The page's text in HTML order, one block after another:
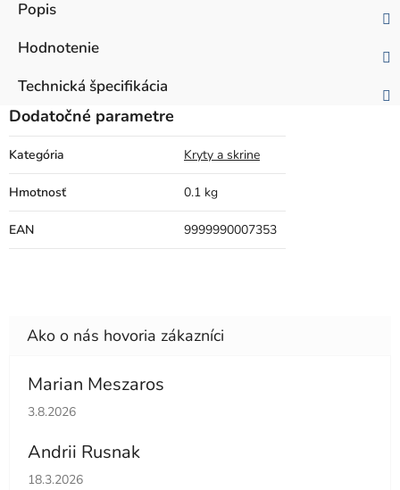
Popis
Hodnotenie
Technická špecifikácia
Dodatočné parametre
Kategória Kryty a skrine
Hmotnosť 0.1 kg
EAN 9999990007353
Marian Meszaros
Hodnotenie obchodu je 5 z 5 hviezdičiek.
3.8.2026
Andrii Rusnak
Hodnotenie obchodu je 5 z 5 hviezdičiek.
18.3.2026